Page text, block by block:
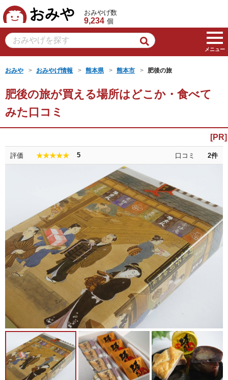
おみや
おみやげ数
9,234 個
メニュー
おみや おみやげ情報 熊本県 熊本市 肥後の旅
肥後の旅が買える場所はどこか・食べて
みた口コミ
評価 ★★★★★ 5 口コミ 2件